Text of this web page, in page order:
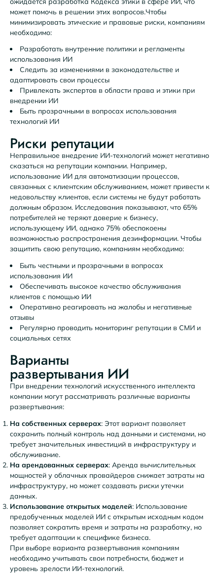
может помочь в решении этих вопросов.Чтобы
минимизировать этические и правовые риски, компаниям
необходимо:
Разработать внутренние политики и регламенты
использования ИИ
Следить за изменениями в законодательстве и
адаптировать свои процессы
Привлекать экспертов в области права и этики при
внедрении ИИ
Быть прозрачными в вопросах использования
технологий ИИ
Риски репутации
Неправильное внедрение ИИ-технологий может негативно
сказаться на репутации компании. Например,
использование ИИ для автоматизации процессов,
связанных с клиентским обслуживанием, может привести к
недовольству клиентов, если системы не будут работать
должным образом. Исследования показывают, что 65%
потребителей не теряют доверие к бизнесу,
использующему ИИ, однако 75% обеспокоены
возможностью распространения дезинформации. Чтобы
защитить свою репутацию, компаниям необходимо:
Быть честными и прозрачными в вопросах
использования ИИ
Обеспечивать высокое качество обслуживания
клиентов с помощью ИИ
Оперативно реагировать на жалобы и негативные
отзывы
Регулярно проводить мониторинг репутации в СМИ и
социальных сетях
Варианты
развертывания ИИ
При внедрении технологий искусственного интеллекта
компании могут рассматривать различные варианты
развертывания:
На собственных серверах: Этот вариант позволяет
сохранить полный контроль над данными и системами, но
требует значительных инвестиций в инфраструктуру и
обслуживание.
На арендованных серверах: Аренда вычислительных
мощностей у облачных провайдеров снижает затраты на
инфраструктуру, но может создавать риски утечки
данных.
Использование открытых моделей: Использование
предобученных моделей ИИ с открытым исходным кодом
позволяет сократить время и затраты на разработку, но
требует адаптации к специфике бизнеса.
При выборе варианта развертывания компаниям
необходимо учитывать свои потребности, бюджет и
уровень зрелости ИИ-технологий.